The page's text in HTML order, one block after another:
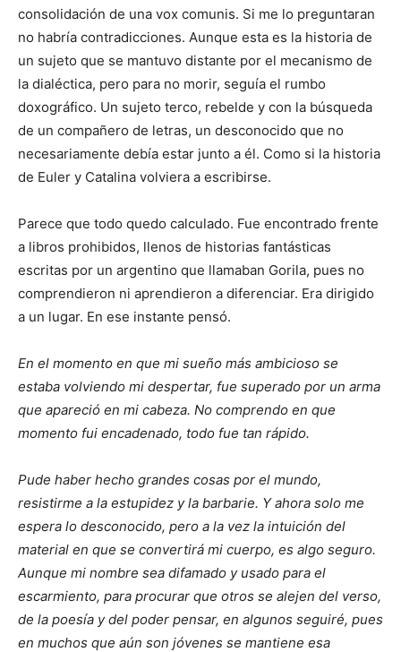
consolidación de una vox comunis. Si me lo preguntaran
no habría contradicciones. Aunque esta es la historia de
un sujeto que se mantuvo distante por el mecanismo de
la dialéctica, pero para no morir, seguía el rumbo
doxográfico. Un sujeto terco, rebelde y con la búsqueda
de un compañero de letras, un desconocido que no
necesariamente debía estar junto a él. Como si la historia
de Euler y Catalina volviera a escribirse.
Parece que todo quedo calculado. Fue encontrado frente
a libros prohibidos, llenos de historias fantásticas
escritas por un argentino que llamaban Gorila, pues no
comprendieron ni aprendieron a diferenciar. Era dirigido
a un lugar. En ese instante pensó.
En el momento en que mi sueño más ambicioso se
estaba volviendo mi despertar, fue superado por un arma
que apareció en mi cabeza. No comprendo en que
momento fui encadenado, todo fue tan rápido.
Pude haber hecho grandes cosas por el mundo,
resistirme a la estupidez y la barbarie. Y ahora solo me
espera lo desconocido, pero a la vez la intuición del
material en que se convertirá mi cuerpo, es algo seguro.
Aunque mi nombre sea difamado y usado para el
escarmiento, para procurar que otros se alejen del verso,
de la poesía y del poder pensar, en algunos seguiré, pues
en muchos que aún son jóvenes se mantiene esa